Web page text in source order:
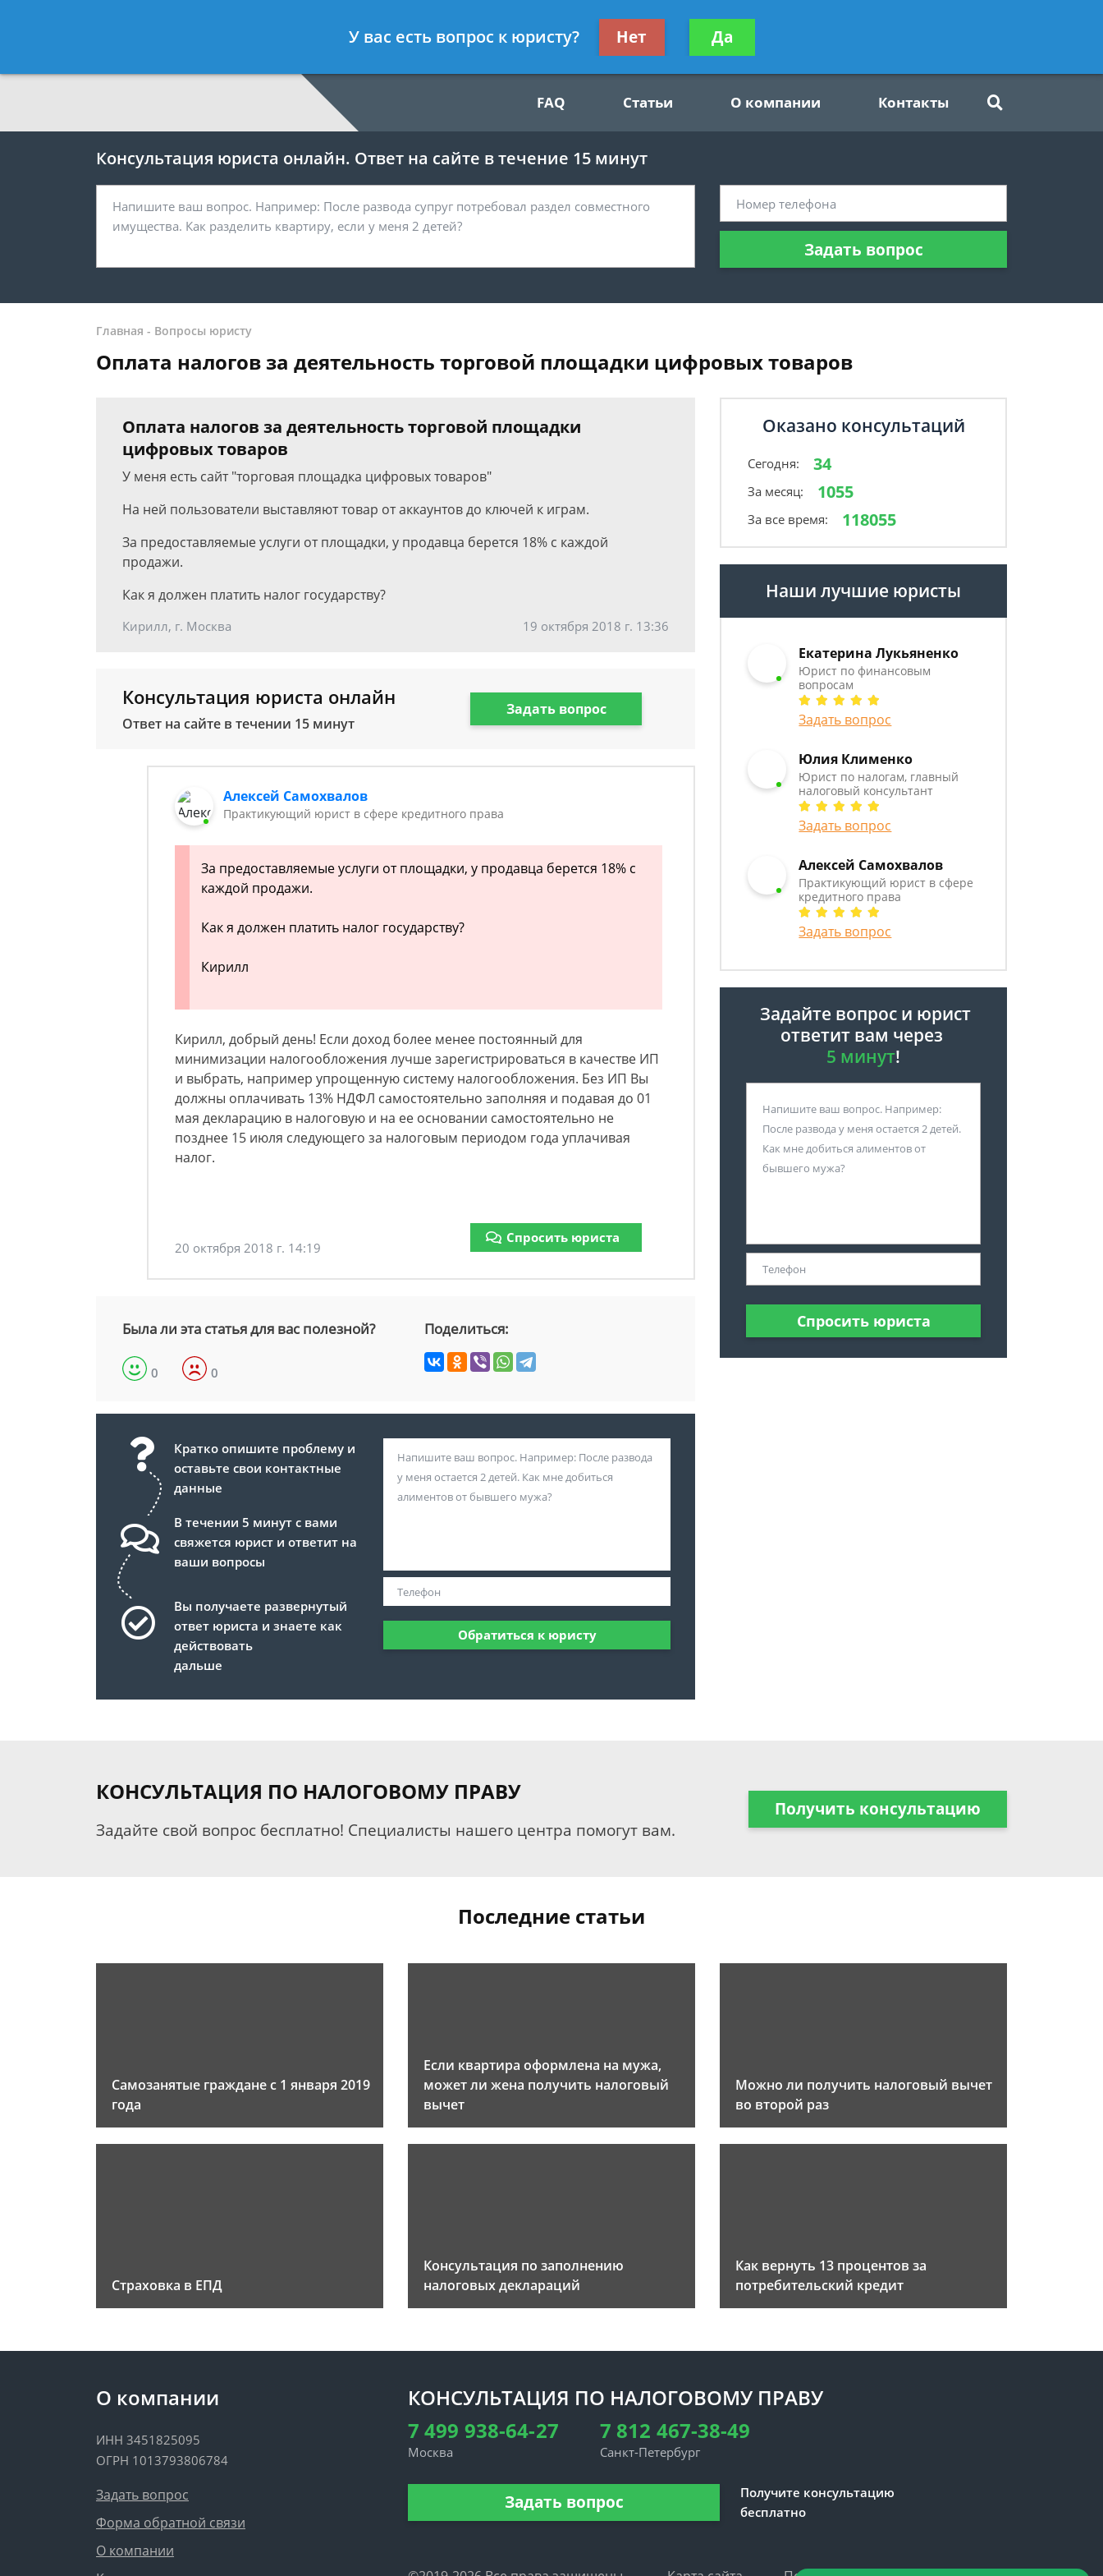
7 812 467-38-49
Получите консультацию
бесплатно
FAQ Статьи О компании Контакты
Консультация юриста онлайн. Ответ на сайте в течение 15 минут
Задать вопрос
Главная - Вопросы юристу
Оплата налогов за деятельность торговой площадки цифровых товаров
Оплата налогов за деятельность торговой площадки
цифровых товаров
У меня есть сайт "торговая площадка цифровых товаров"
На ней пользователи выставляют товар от аккаунтов до ключей к играм.
За предоставляемые услуги от площадки, у продавца берется 18% с каждой
продажи.
Как я должен платить налог государству?
Кирилл, г. Москва 19 октября 2018 г. 13:36
Консультация юриста онлайн
Ответ на сайте в течении 15 минут
Задать вопрос
Алексей Самохвалов
Практикующий юрист в сфере кредитного права
За предоставляемые услуги от площадки, у продавца берется 18% с
каждой продажи.
Как я должен платить налог государству?
Кирилл
Кирилл, добрый день! Если доход более менее постоянный для
минимизации налогообложения лучше зарегистрироваться в качестве ИП
и выбрать, например упрощенную систему налогообложения. Без ИП Вы
должны оплачивать 13% НДФЛ самостоятельно заполняя и подавая до 01
мая декларацию в налоговую и на ее основании самостоятельно не
позднее 15 июля следующего за налоговым периодом года уплачивая
налог.
20 октября 2018 г. 14:19
Спросить юриста
Была ли эта статья для вас полезной?
0 0
Поделиться:
Кратко опишите проблему и
оставьте свои контактные
данные
В течении 5 минут с вами
свяжется юрист и ответит на
ваши вопросы
Вы получаете развернутый
ответ юриста и знаете как
действовать
дальше
Обратиться к юристу
Оказано консультаций
Сегодня: 34
За месяц: 1055
За все время: 118055
Наши лучшие юристы
Екатерина Лукьяненко
Юрист по финансовым
вопросам
Задать вопрос
Юлия Клименко
Юрист по налогам, главный
налоговый консультант
Задать вопрос
Алексей Самохвалов
Практикующий юрист в сфере
кредитного права
Задать вопрос
Задайте вопрос и юрист
ответит вам через
5 минут!
Спросить юриста
КОНСУЛЬТАЦИЯ ПО НАЛОГОВОМУ ПРАВУ
Задайте свой вопрос бесплатно! Специалисты нашего центра помогут вам.
Получить консультацию
Последние статьи
Самозанятые граждане с 1 января 2019
года
Если квартира оформлена на мужа,
может ли жена получить налоговый
вычет
Можно ли получить налоговый вычет
во второй раз
Страховка в ЕПД
Консультация по заполнению
налоговых деклараций
Как вернуть 13 процентов за
потребительский кредит
О компании
ИНН 3451825095
ОГРН 1013793806784
Задать вопрос
Форма обратной связи
О компании
КОНСУЛЬТАЦИЯ ПО НАЛОГОВОМУ ПРАВУ
7 499 938-64-27
Москва
7 812 467-38-49
Санкт-Петербург
Задать вопрос
Получите консультацию
бесплатно
У вас есть вопрос к юристу? Нет Да